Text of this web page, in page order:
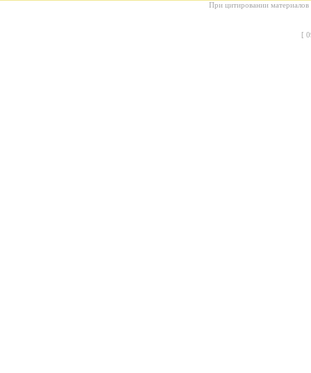
При цитировании материалов
[